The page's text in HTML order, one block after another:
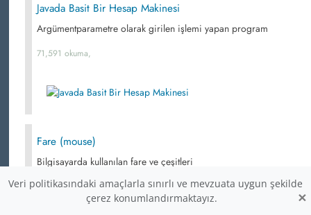
Javada Basit Bir Hesap Makinesi
Argümentparametre olarak girilen işlemi yapan program
71,591 okuma,
Fare (mouse)
Bilgisayarda kullanılan fare ve çeşitleri
70,860 okuma, 02.12.2014 00:36
Veri politikasındaki amaçlarla sınırlı ve mevzuata uygun şekilde
çerez konumlandırmaktayız.
×